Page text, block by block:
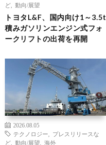
ど
動向/展望
トヨタL&F、国内向け1～3.5t
積みガソリンエンジン式フォ
ークリフトの出荷を再開
2026.08.05
テクノロジー
プレスリリースな
ど
動向/展望 海外